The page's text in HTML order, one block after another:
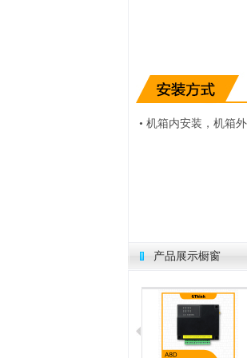
• 机箱内安装，机箱
产品展示橱窗